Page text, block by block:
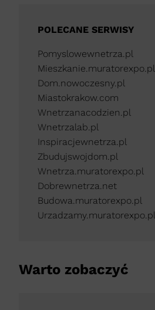
POLECANE SERWISY
Pomyslowewnetrza.pl
Mieszkanie.muratorexpo.pl
Dom.nowoczesny.pl
Miastokrakow.com
Wnetrzanacodzien.pl
Wnetrzalab.pl
Inspiracjewnetrza.pl
Zbudujswojdom.pl
Wnetrza.muratorexpo.pl
Dobrewnetrza.net
Budowa.muratorexpo.pl
Urzadzamy.muratorexpo.pl
Warto zobaczyć